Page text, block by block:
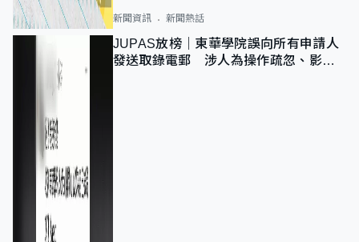
新聞資訊 新聞熱話
JUPAS放榜｜東華學院誤向所有申請人
發送取錄電郵 涉人為操作疏忽、影響